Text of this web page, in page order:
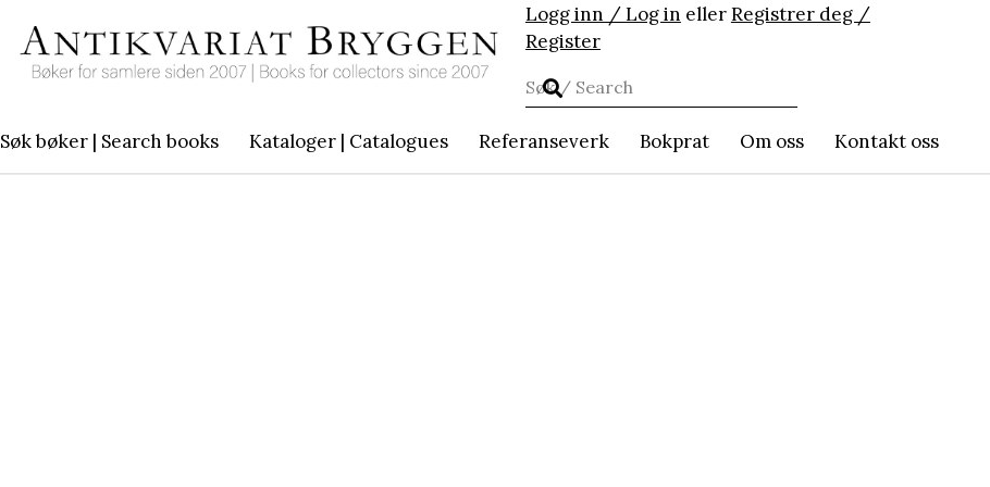
Logg inn / Log in ellerRegistrer deg /
Register
Søk bøker | Search books Kataloger | Catalogues Referanseverk Bokprat Om oss Kontakt oss